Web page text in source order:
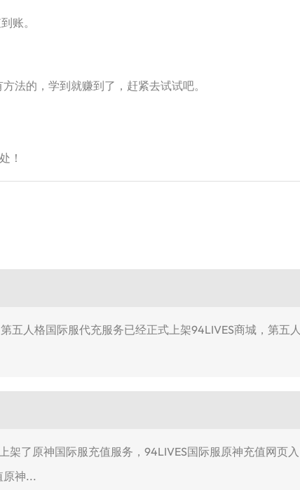
账。
的，学到就赚到了，赶紧去试试吧。
！
五人格国际服代充服务已经正式上架94LIVES商城，第五
了原神国际服充值服务，94LIVES国际服原神充值网页入
原神...